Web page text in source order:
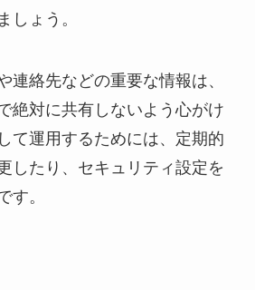
しょう。
連絡先などの重要な情報は、
絶対に共有しないよう心がけ
て運用するためには、定期的
したり、セキュリティ設定を
す。